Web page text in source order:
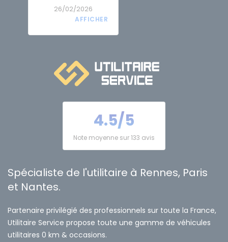
26/02/2026
4.5/5
Note moyenne sur 133 avis
Spécialiste de l'utilitaire à Rennes, Paris
et Nantes.
Partenaire privilégié des professionnels sur toute la France,
Utilitaire Service propose toute une gamme de véhicules
utilitaires 0 km & occasions.